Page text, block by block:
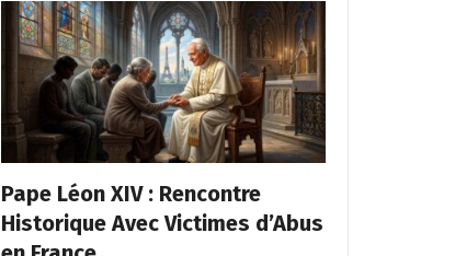
Pape Léon XIV : Rencontre
Historique Avec Victimes d’Abus